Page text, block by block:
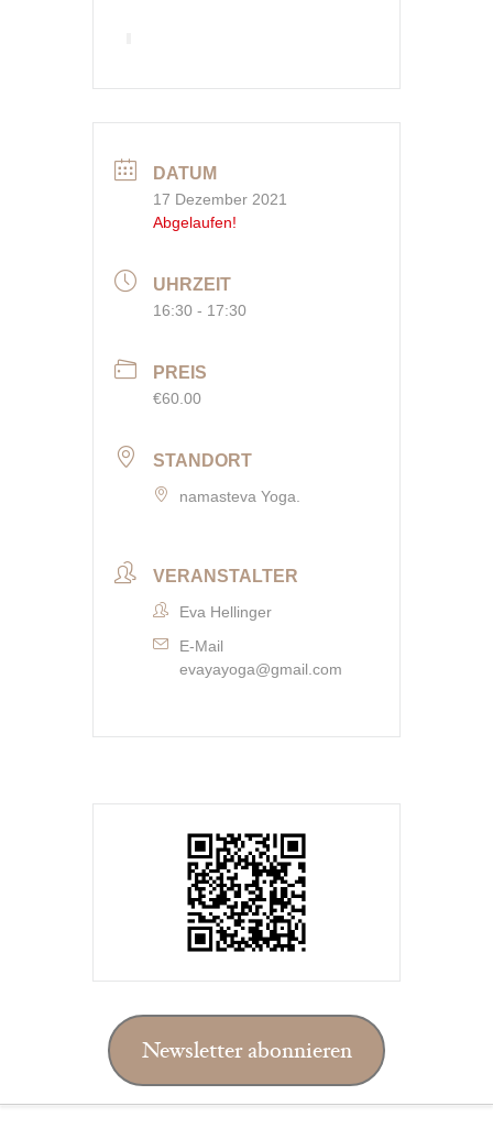
DATUM
17 Dezember 2021
Abgelaufen!
UHRZEIT
16:30 - 17:30
PREIS
€60.00
STANDORT
namasteva Yoga.
VERANSTALTER
Eva Hellinger
E-Mail
evayayoga@gmail.com
Newsletter abonnieren